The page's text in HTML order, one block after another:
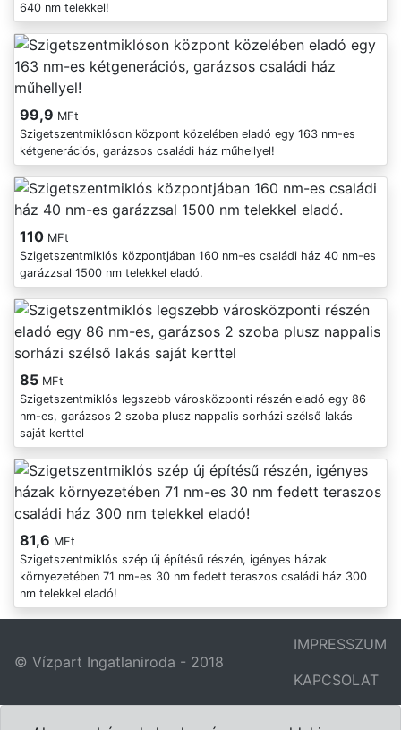
640 nm telekkel!
99,9 MFt
Szigetszentmiklóson központ közelében eladó egy 163 nm-es
kétgenerációs, garázsos családi ház műhellyel!
110 MFt
Szigetszentmiklós központjában 160 nm-es családi ház 40 nm-es
garázzsal 1500 nm telekkel eladó.
85 MFt
Szigetszentmiklós legszebb városközponti részén eladó egy 86
nm-es, garázsos 2 szoba plusz nappalis sorházi szélső lakás
saját kerttel
81,6 MFt
Szigetszentmiklós szép új építésű részén, igényes házak
környezetében 71 nm-es 30 nm fedett teraszos családi ház 300
nm telekkel eladó!
© Vízpart Ingatlaniroda - 2018
IMPRESSZUM
KAPCSOLAT